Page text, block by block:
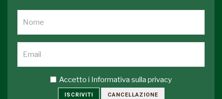
Accetto i Informativa sulla privacy
ISCRIVITI CANCELLAZIONE